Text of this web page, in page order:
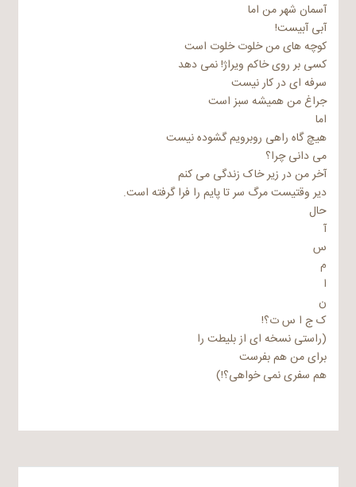
آسمان شهر من اما
آبی آبیست!
کوچه های من خلوت خلوت است
کسی بر روی خاکم ویراژ! نمی دهد
سرفه ای در کار نیست
جراغ من همیشه سبز است
اما
هیچ گاه راهی روبرویم گشوده نیست
می دانی چرا؟
آخر من در زیر خاک زندگی می کنم
دیر وقتیست مرگ سر تا پایم را فرا گرفته است.
حال
آ
س
م
ا
ن
ک ج ا س ت؟!
(راستی نسخه ای از بلیطت را
برای من هم بفرست
هم سفری نمی خواهی؟!)